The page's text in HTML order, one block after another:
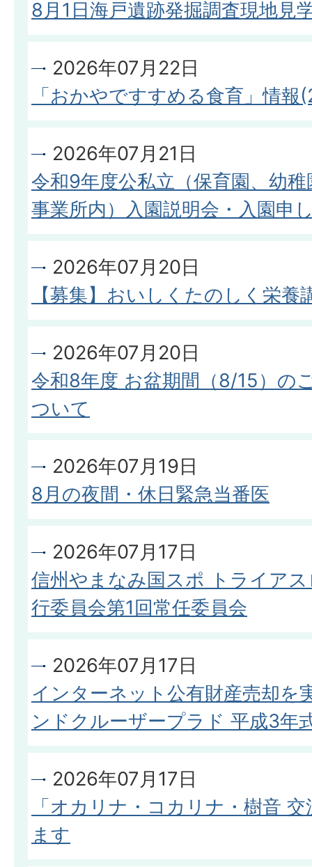
8月1日海戸遺跡発掘調査現地見
2026年07月22日
「おかやですすめる食育」情報
2026年07月21日
令和9年度公私立（保育園、幼
事業所内）入園説明会・入園申
2026年07月20日
【募集】おいしくたのしく栄
2026年07月20日
令和8年度 お盆期間（8/15）の
ついて
2026年07月19日
8月の夜間・休日緊急当番医
2026年07月17日
信州やまなみ国スポ トライア
行委員会第1回常任委員会
2026年07月17日
インターネット公有財産売却を
ンドクルーザープラド 平成3年
2026年07月17日
「オカリナ・コカリナ・樹音
ます